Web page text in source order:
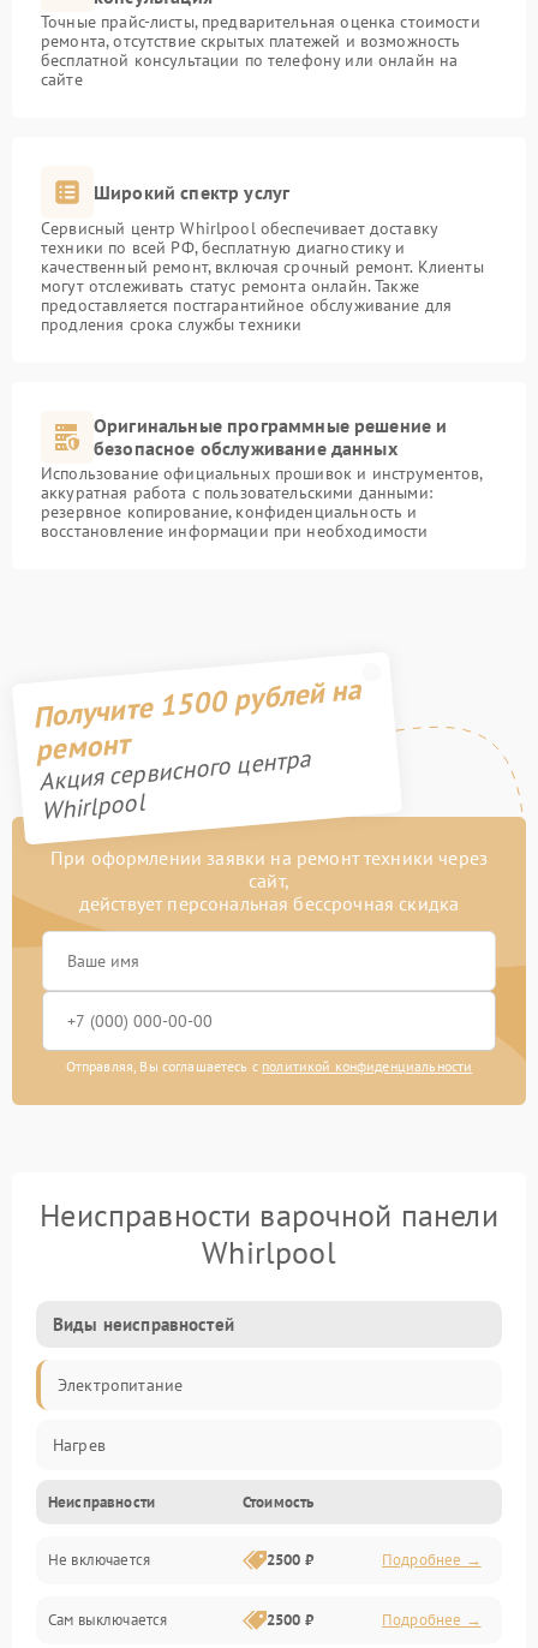
Точные прайс-листы, предварительная оценка стоимости
ремонта, отсутствие скрытых платежей и возможность
бесплатной консультации по телефону или онлайн на
сайте
Широкий спектр услуг
Сервисный центр Whirlpool обеспечивает доставку
техники по всей РФ, бесплатную диагностику и
качественный ремонт, включая срочный ремонт. Клиенты
могут отслеживать статус ремонта онлайн. Также
предоставляется постгарантийное обслуживание для
продления срока службы техники
Оригинальные программные решение и
безопасное обслуживание данных
Использование официальных прошивок и инструментов,
аккуратная работа с пользовательскими данными:
резервное копирование, конфиденциальность и
восстановление информации при необходимости
Получите 1500 рублей на
ремонт
Акция сервисного центра
Whirlpool
При оформлении заявки на ремонт техники через
сайт,
действует персональная бессрочная скидка
Отправляя, Вы соглашаетесь с политикой конфиденциальности
Неисправности варочной панели
Whirlpool
Виды неисправностей
Электропитание
Нагрев
Неисправности Стоимость
Не включается 2500 ₽ Подробнее →
Сам выключается 2500 ₽ Подробнее →